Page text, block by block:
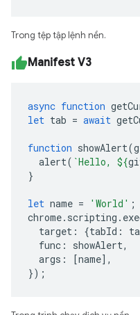
Trong tệp tập lệnh nền.
Manifest V3
async function
let tab = await
function showAlert(
alert( `Hello, ${
}
let name = 'World' ;
chrome. scripting .
target : {tabId :
func : showAlert,
args : [name],
});